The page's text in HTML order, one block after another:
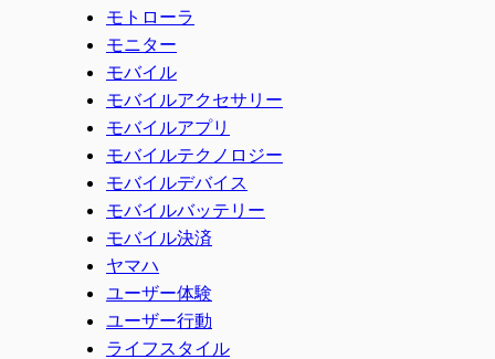
モトローラ
モニター
モバイル
モバイルアクセサリー
モバイルアプリ
モバイルテクノロジー
モバイルデバイス
モバイルバッテリー
モバイル決済
ヤマハ
ユーザー体験
ユーザー行動
ライフスタイル